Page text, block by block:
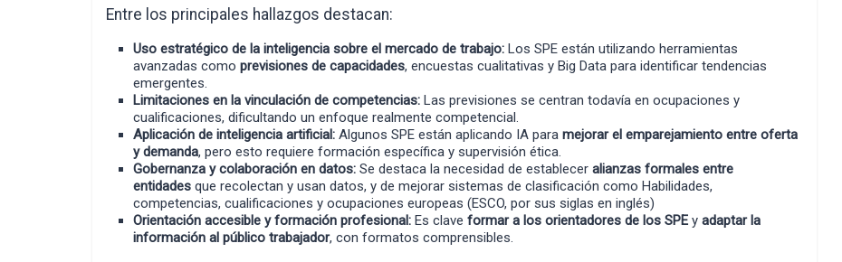
Entre los principales hallazgos destacan:
Uso estratégico de la inteligencia sobre el mercado de trabajo: Los SPE están utilizando herramientas
avanzadas como previsiones de capacidades, encuestas cualitativas y Big Data para identificar tendencias
emergentes.
Limitaciones en la vinculación de competencias: Las previsiones se centran todavía en ocupaciones y
cualificaciones, dificultando un enfoque realmente competencial.
Aplicación de inteligencia artificial: Algunos SPE están aplicando IA para mejorar el emparejamiento entre oferta
y demanda, pero esto requiere formación específica y supervisión ética.
Gobernanza y colaboración en datos: Se destaca la necesidad de establecer alianzas formales entre
entidades que recolectan y usan datos, y de mejorar sistemas de clasificación como Habilidades,
competencias, cualificaciones y ocupaciones europeas (ESCO, por sus siglas en inglés)
Orientación accesible y formación profesional: Es clave formar a los orientadores de los SPE y adaptar la
información al público trabajador, con formatos comprensibles.